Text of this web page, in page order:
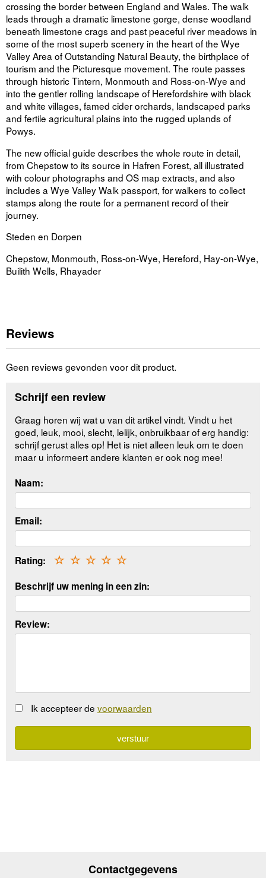
crossing the border between England and Wales. The walk
leads through a dramatic limestone gorge, dense woodland
beneath limestone crags and past peaceful river meadows in
some of the most superb scenery in the heart of the Wye
Valley Area of Outstanding Natural Beauty, the birthplace of
tourism and the Picturesque movement. The route passes
through historic Tintern, Monmouth and Ross-on-Wye and
into the gentler rolling landscape of Herefordshire with black
and white villages, famed cider orchards, landscaped parks
and fertile agricultural plains into the rugged uplands of
Powys.
The new official guide describes the whole route in detail,
from Chepstow to its source in Hafren Forest, all illustrated
with colour photographs and OS map extracts, and also
includes a Wye Valley Walk passport, for walkers to collect
stamps along the route for a permanent record of their
journey.
Steden en Dorpen
Chepstow, Monmouth, Ross-on-Wye, Hereford, Hay-on-Wye,
Builith Wells, Rhayader
Reviews
Geen reviews gevonden voor dit product.
Schrijf een review
Graag horen wij wat u van dit artikel vindt. Vindt u het
goed, leuk, mooi, slecht, lelijk, onbruikbaar of erg handig:
schrijf gerust alles op! Het is niet alleen leuk om te doen
maar u informeert andere klanten er ook nog mee!
Naam:
Email:
Rating: ☆
☆
☆
☆
☆
Beschrijf uw mening in een zin:
Review:
Ik accepteer de voorwaarden
Contactgegevens